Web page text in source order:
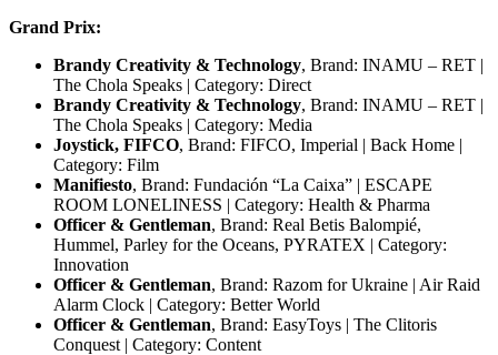
Grand Prix:
Brandy Creativity & Technology, Brand: INAMU – RET |
The Chola Speaks | Category: Direct
Brandy Creativity & Technology, Brand: INAMU – RET |
The Chola Speaks | Category: Media
Joystick, FIFCO, Brand: FIFCO, Imperial | Back Home |
Category: Film
Manifiesto, Brand: Fundación “La Caixa” | ESCAPE
ROOM LONELINESS | Category: Health & Pharma
Officer & Gentleman, Brand: Real Betis Balompié,
Hummel, Parley for the Oceans, PYRATEX | Category:
Innovation
Officer & Gentleman, Brand: Razom for Ukraine | Air Raid
Alarm Clock | Category: Better World
Officer & Gentleman, Brand: EasyToys | The Clitoris
Conquest | Category: Content